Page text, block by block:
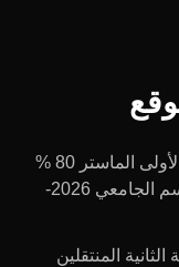
إعلان بخصوص نتائج توجيه طلبة السنة الأولى الماستر 80 %
شعبة حقوق وشعبة علوم سياسية الموسم الجامعي 2026-
المنتقلين